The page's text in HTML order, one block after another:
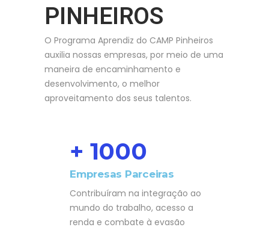
PINHEIROS
O Programa Aprendiz do CAMP Pinheiros
auxilia nossas empresas, por meio de uma
maneira de encaminhamento e
desenvolvimento, o melhor
aproveitamento dos seus talentos.
+ 1000
Empresas Parceiras
Contribuíram na integração ao
mundo do trabalho, acesso a
renda e combate à evasão